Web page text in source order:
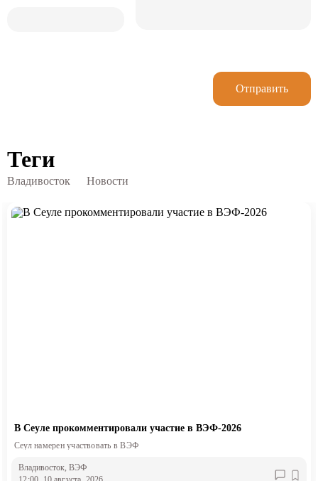
Отправить
Теги
Владивосток Новости
В Сеуле прокомментировали участие в ВЭФ-2026
Сеул намерен участвовать в ВЭФ
Владивосток, ВЭФ